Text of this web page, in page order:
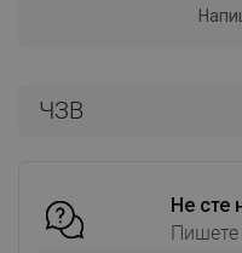
ЧЗВ
Не сте
Пишете